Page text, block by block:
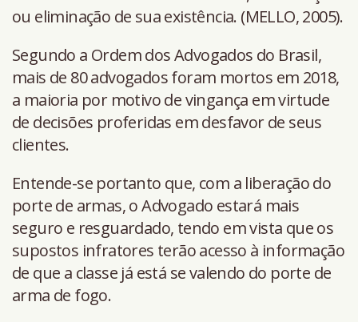
ou eliminação de sua existência. (MELLO, 2005).
Segundo a Ordem dos Advogados do Brasil,
mais de 80 advogados foram mortos em 2018,
a maioria por motivo de vingança em virtude
de decisões proferidas em desfavor de seus
clientes.
Entende-se portanto que, com a liberação do
porte de armas, o Advogado estará mais
seguro e resguardado, tendo em vista que os
supostos infratores terão acesso à informação
de que a classe já está se valendo do porte de
arma de fogo.